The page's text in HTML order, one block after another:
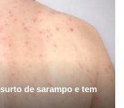
de sarampo e tem